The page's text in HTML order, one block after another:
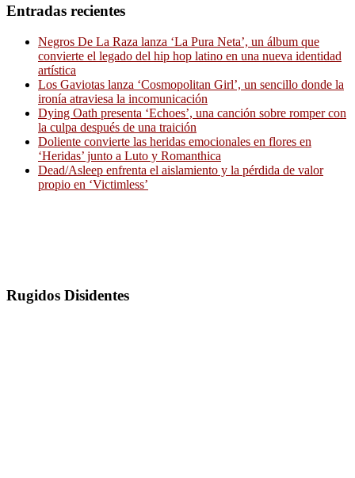
Entradas recientes
Negros De La Raza lanza ‘La Pura Neta’, un álbum que
convierte el legado del hip hop latino en una nueva identidad
artística
Los Gaviotas lanza ‘Cosmopolitan Girl’, un sencillo donde la
ironía atraviesa la incomunicación
Dying Oath presenta ‘Echoes’, una canción sobre romper con
la culpa después de una traición
Doliente convierte las heridas emocionales en flores en
‘Heridas’ junto a Luto y Romanthica
Dead/Asleep enfrenta el aislamiento y la pérdida de valor
propio en ‘Victimless’
Rugidos Disidentes